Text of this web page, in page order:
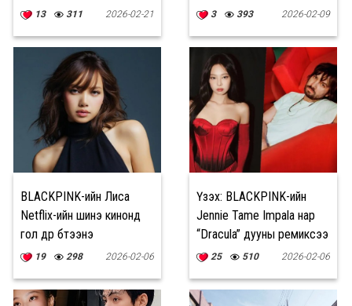
13 311 2026-02-21 3 393 2026-02-09
BLACKPINK-ийн Лиса
Netflix-ийн шинэ кинонд
гол дүр бүтээнэ
19 298 2026-02-06
Үзэх: BLACKPINK-ийн
Jennie Tame Impala нар
“Dracula” дууны ремиксээ
цацлаа
25 510 2026-02-06